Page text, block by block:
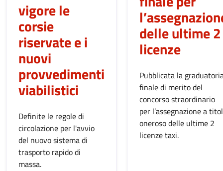
vigore le
corsie
riservate e i
nuovi
provvedimenti
viabilistici
Definite le regole di
circolazione per l'avvio
del nuovo sistema di
trasporto rapido di
massa.
delle ultime 2
licenze
Pubblicata la
finale di merito del
concorso straordinario
per l’assegnazione a
oneroso delle ultime 2
licenze taxi.